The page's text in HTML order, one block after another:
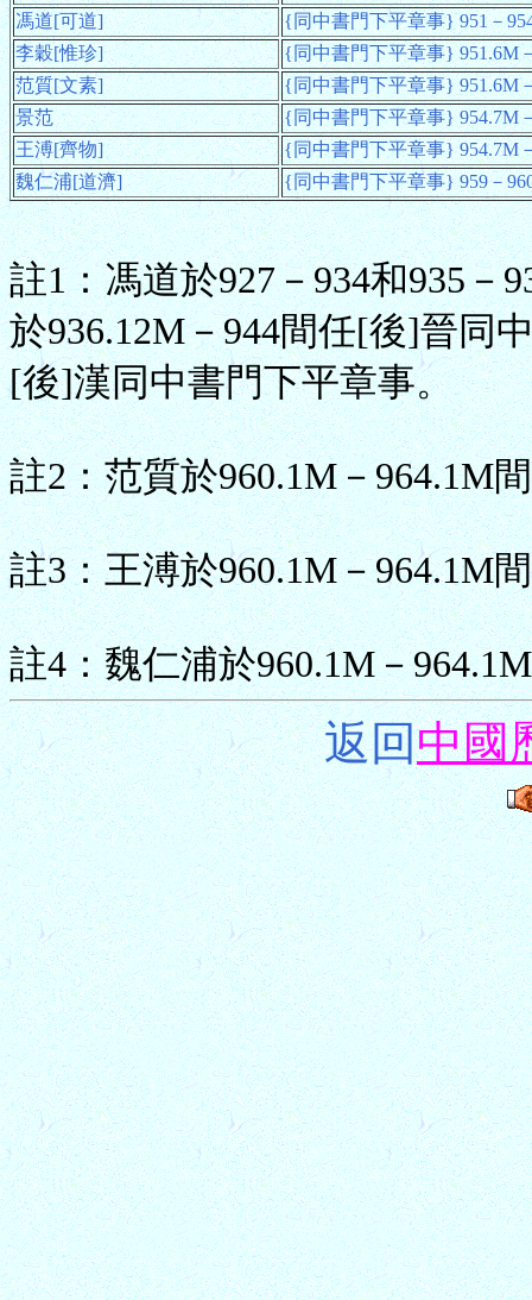
馮道[可道]
{同中書門下平章事} 951－
李穀[惟珍]
{同中書門下平章事} 951.6M
范質[文素]
{同中書門下平章事} 951.6M
景范
{同中書門下平章事} 954.7M
王溥[齊物]
{同中書門下平章事} 954.7M
魏仁浦[道濟]
{同中書門下平章事} 959－
註1：馮道於927－934和935
於936.12M－944間任[後]晉同
[後]漢同中書門下平章事。
註2：范質於960.1M－964.1M
註3：王溥於960.1M－964.1M
註4：魏仁浦於960.1M－
返回中國